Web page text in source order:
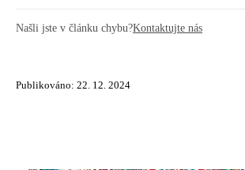
Našli jste v článku chybu?Kontaktujte nás
Publikováno: 22. 12. 2024